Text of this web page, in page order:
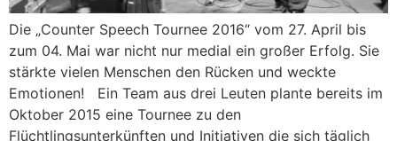
Die „Counter Speech Tournee 2016“ vom 27. April bis
zum 04. Mai war nicht nur medial ein großer Erfolg. Sie
stärkte vielen Menschen den Rücken und weckte
Emotionen! Ein Team aus drei Leuten plante bereits im
Oktober 2015 eine Tournee zu den
Flüchtlingsunterkünften und Initiativen die sich täglich